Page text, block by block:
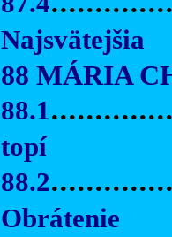
Najsvätejšia
88 MÁRIA
88.1
topí
88.2
Obrátenie